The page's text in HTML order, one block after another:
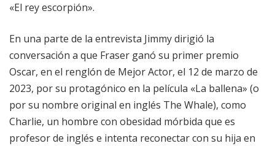
«El rey escorpión».
En una parte de la entrevista Jimmy dirigió la
conversación a que Fraser ganó su primer premio
Oscar, en el renglón de Mejor Actor, el 12 de marzo de
2023, por su protagónico en la película «La ballena» (o
por su nombre original en inglés The Whale), como
Charlie, un hombre con obesidad mórbida que es
profesor de inglés e intenta reconectar con su hija en